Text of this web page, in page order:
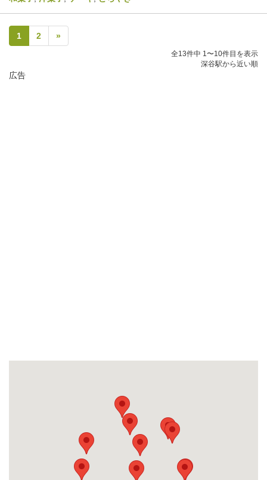
号
1 2 »
全13件中 1〜10件目を表示
深谷駅から近い順
広告